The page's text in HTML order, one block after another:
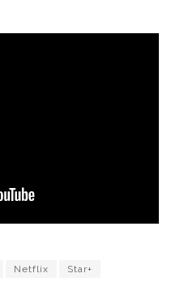
Netflix Star+